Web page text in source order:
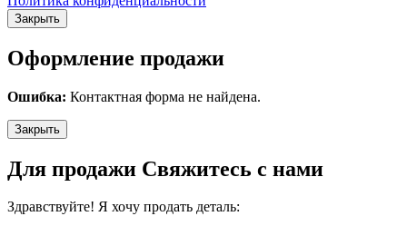
Закрыть
Оформление продажи
Ошибка: Контактная форма не найдена.
Закрыть
Для продажи Свяжитесь с нами
Здравствуйте! Я хочу продать деталь: